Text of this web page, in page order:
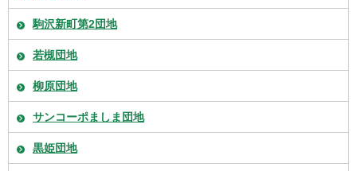
駒沢新町第2団地
若槻団地
柳原団地
サンコーポましま団地
黒姫団地